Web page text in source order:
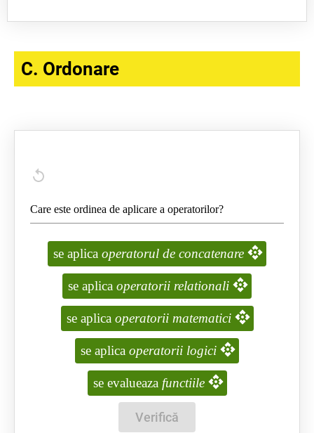
C. Ordonare
Care este ordinea de aplicare a operatorilor?
se aplica operatorul de concatenare
se aplica operatorii relationali
se aplica operatorii matematici
se aplica operatorii logici
se evalueaza functiile
Verifică